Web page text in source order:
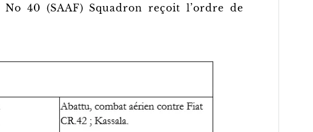
40 (SAAF) Squadron reçoit l’ordre de